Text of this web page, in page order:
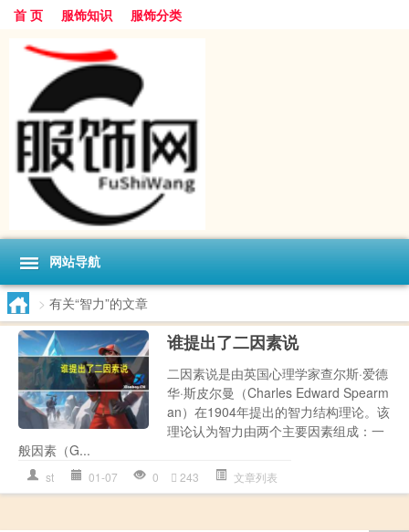
首 页 服饰知识 服饰分类
网站导航
> 有关“智力”的文章
谁提出了二因素说
二因素说是由英国心理学家查尔斯·爱德
华·斯皮尔曼（Charles Edward Spearm
an）在1904年提出的智力结构理论。该
理论认为智力由两个主要因素组成：一
般因素（G...
st 01-07 0 243 文章列表